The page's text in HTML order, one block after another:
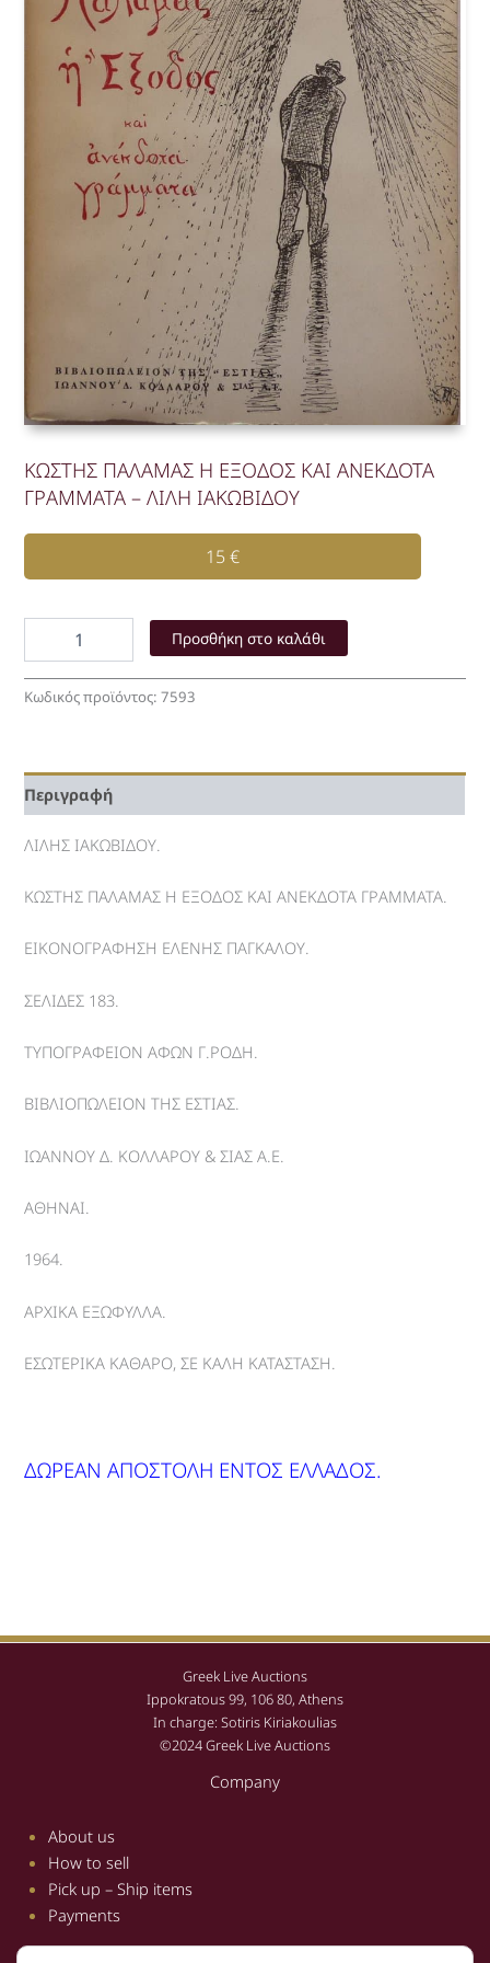
ΚΩΣΤΗΣ ΠΑΛΑΜΑΣ Η ΕΞΟΔΟΣ ΚΑΙ ΑΝΕΚΔΟΤΑ
ΓΡΑΜΜΑΤΑ – ΛΙΛΗ ΙΑΚΩΒΙΔΟΥ
15€
ΚΩΣΤΗΣ
ΠΑΛΑΜΑΣ
Η
ΕΞΟΔΟΣ
ΚΑΙ
-
ΛΙΛΗ
ΙΑΚΩΒΙΔΟΥ
ποσότητα
Προσθήκη στο καλάθι
Κωδικός προϊόντος:7593
Περιγραφή
ΛΙΛΗΣ ΙΑΚΩΒΙΔΟΥ.
ΚΩΣΤΗΣ ΠΑΛΑΜΑΣ Η ΕΞΟΔΟΣ ΚΑΙ ΑΝΕΚΔΟΤΑ ΓΡΑΜΜΑΤΑ.
ΕΙΚΟΝΟΓΡΑΦΗΣΗ ΕΛΕΝΗΣ ΠΑΓΚΑΛΟΥ.
ΣΕΛΙΔΕΣ 183.
ΤΥΠΟΓΡΑΦΕΙΟΝ ΑΦΩΝ Γ.ΡΟΔΗ.
ΒΙΒΛΙΟΠΩΛΕΙΟΝ ΤΗΣ ΕΣΤΙΑΣ.
ΙΩΑΝΝΟΥ Δ. ΚΟΛΛΑΡΟΥ & ΣΙΑΣ Α.Ε.
ΑΘΗΝΑΙ.
1964.
ΑΡΧΙΚΑ ΕΞΩΦΥΛΛΑ.
ΕΣΩΤΕΡΙΚΑ ΚΑΘΑΡΟ, ΣΕ ΚΑΛΗ ΚΑΤΑΣΤΑΣΗ.
ΔΩΡΕΑΝ ΑΠΟΣΤΟΛΗ ΕΝΤΟΣ ΕΛΛΑΔΟΣ.
Greek Live Auctions
Ippokratous 99, 106 80, Athens
In charge: Sotiris Kiriakoulias
©2024 Greek Live Auctions
Company
About us
How to sell
Pick up – Ship items
Payments